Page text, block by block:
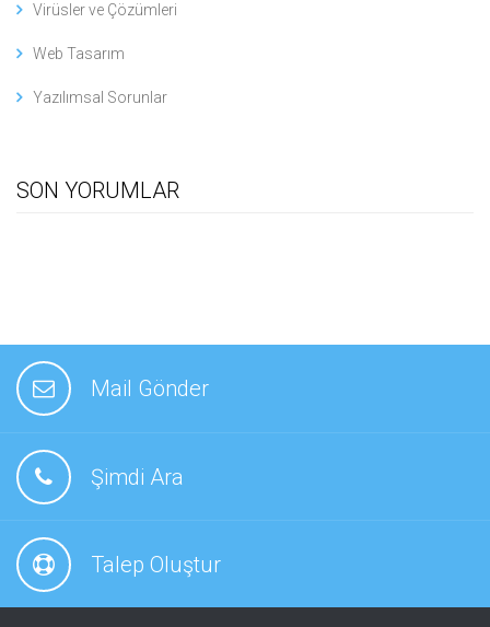
Virüsler ve Çözümleri
Web Tasarım
Yazılımsal Sorunlar
SON YORUMLAR
Mail Gönder
Şimdi Ara
Talep Oluştur